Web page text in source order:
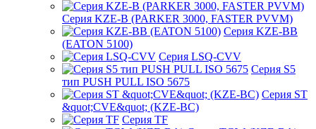
Серия KZE-B (PARKER 3000, FASTER PVVM)
Серия KZE-BB
(EATON 5100)
Серия LSQ-CVV
Серия S5
тип PUSH PULL ISO 5675
Серия ST
&quot;CVE&quot; (KZE-BC)
Серия TF